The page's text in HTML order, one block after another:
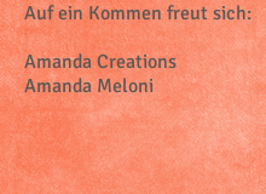
Auf ein Kommen freut sich:
Amanda Creations
Amanda Meloni